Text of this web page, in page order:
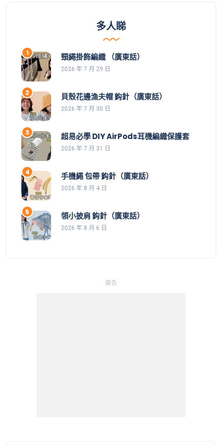
多人睇
頸繩掛飾編織 （廣東話）
2026 年 7 月 29 日
貝殼花邊漁夫帽 鈎針（廣東話）
2026 年 7 月 30 日
超易必學 DIY AirPods耳機編織保護套
2026 年 7 月 31 日
手機繩 包帶 鈎針（廣東話）
2026 年 8 月 4 日
領小披肩 鈎針（廣東話）
2026 年 8 月 6 日
廣告